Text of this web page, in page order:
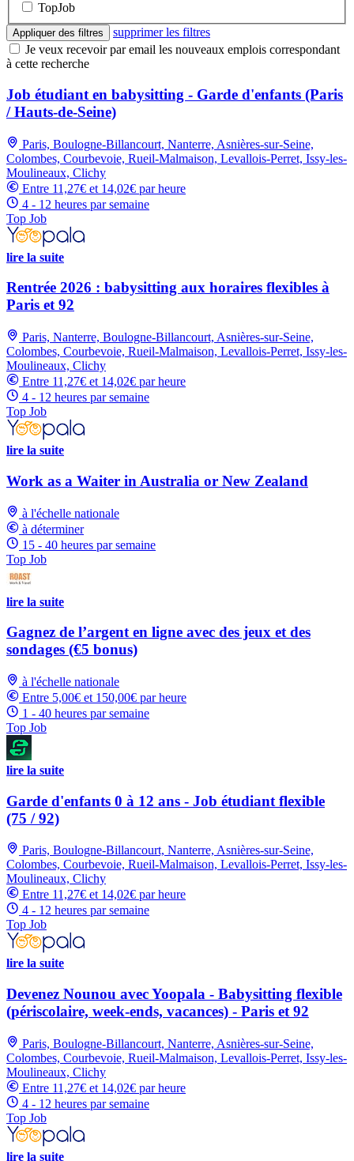
TopJob
Appliquer des filtres
supprimer les filtres
Je veux recevoir par email les nouveaux emplois correspondant
à cette recherche
Job étudiant en babysitting - Garde d'enfants (Paris
/ Hauts-de-Seine)
Paris, Boulogne-Billancourt, Nanterre, Asnières-sur-Seine,
Colombes, Courbevoie, Rueil-Malmaison, Levallois-Perret, Issy-les-
Moulineaux, Clichy
Entre 11,27€ et 14,02€ par heure
4 - 12 heures par semaine
Top Job
lire la suite
Rentrée 2026 : babysitting aux horaires flexibles à
Paris et 92
Paris, Nanterre, Boulogne-Billancourt, Asnières-sur-Seine,
Colombes, Courbevoie, Rueil-Malmaison, Levallois-Perret, Issy-les-
Moulineaux, Clichy
Entre 11,27€ et 14,02€ par heure
4 - 12 heures par semaine
Top Job
lire la suite
Work as a Waiter in Australia or New Zealand
à l'échelle nationale
à déterminer
15 - 40 heures par semaine
Top Job
lire la suite
Gagnez de l’argent en ligne avec des jeux et des
sondages (€5 bonus)
à l'échelle nationale
Entre 5,00€ et 150,00€ par heure
1 - 40 heures par semaine
Top Job
lire la suite
Garde d'enfants 0 à 12 ans - Job étudiant flexible
(75 / 92)
Paris, Boulogne-Billancourt, Nanterre, Asnières-sur-Seine,
Colombes, Courbevoie, Rueil-Malmaison, Levallois-Perret, Issy-les-
Moulineaux, Clichy
Entre 11,27€ et 14,02€ par heure
4 - 12 heures par semaine
Top Job
lire la suite
Devenez Nounou avec Yoopala - Babysitting flexible
(périscolaire, week-ends, vacances) - Paris et 92
Paris, Boulogne-Billancourt, Nanterre, Asnières-sur-Seine,
Colombes, Courbevoie, Rueil-Malmaison, Levallois-Perret, Issy-les-
Moulineaux, Clichy
Entre 11,27€ et 14,02€ par heure
4 - 12 heures par semaine
Top Job
lire la suite